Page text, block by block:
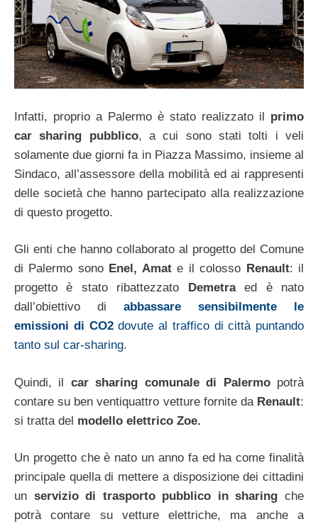
Infatti, proprio a Palermo è stato realizzato il primo
car sharing pubblico, a cui sono stati tolti i veli
solamente due giorni fa in Piazza Massimo, insieme al
Sindaco, all’assessore della mobilità ed ai rappresenti
delle società che hanno partecipato alla realizzazione
di questo progetto.
Gli enti che hanno collaborato al progetto del Comune
di Palermo sonoEnel, Amate il colosso Renault: il
progetto è stato ribattezzato Demetraed è nato
dall’obiettivo di abbassare sensibilmente le
emissioni di CO2dovute al traffico di città puntando
tanto sul car-sharing.
Quindi, il car sharing comunale di Palermopotrà
contare su ben ventiquattro vetture fornite da Renault:
si tratta del modello elettrico Zoe.
Un progetto che è nato un anno fa ed ha come finalità
principale quella di mettere a disposizione dei cittadini
un servizio di trasporto pubblico in sharing che
potrà contare su vetture elettriche, ma anche a